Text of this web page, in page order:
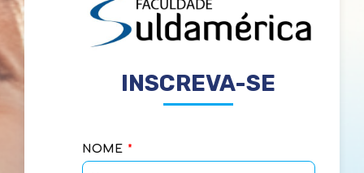
INSCREVA-SE
NOME